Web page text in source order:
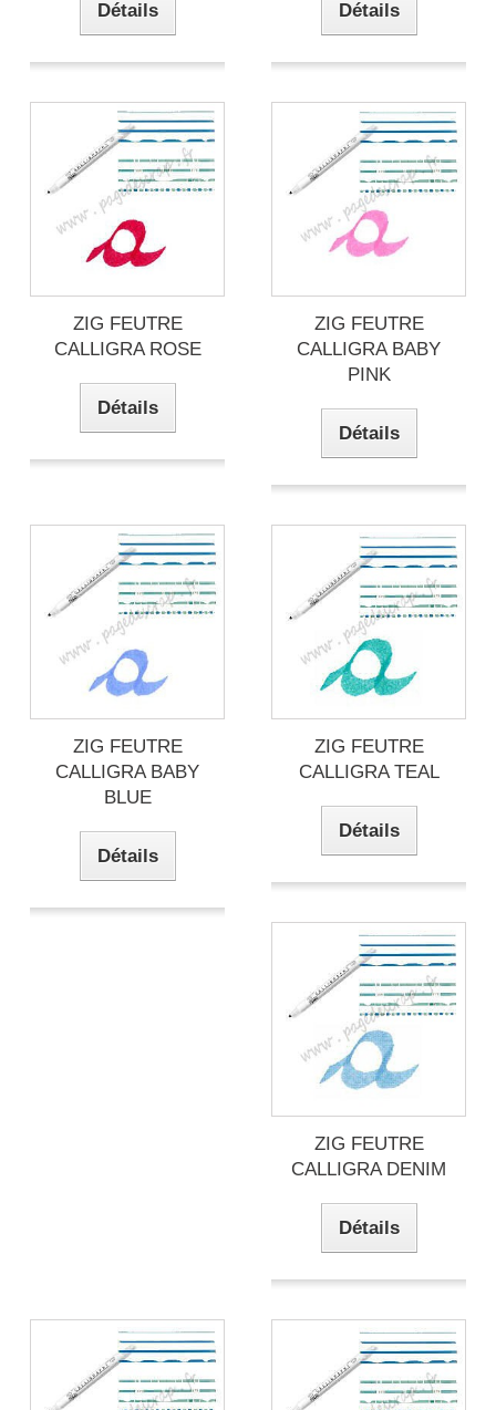
Détails Détails
ZIG FEUTRE
CALLIGRA ROSE
Détails
ZIG FEUTRE
CALLIGRA BABY
PINK
Détails
ZIG FEUTRE
CALLIGRA BABY
BLUE
Détails
ZIG FEUTRE
CALLIGRA TEAL
Détails
ZIG FEUTRE
CALLIGRA DENIM
Détails